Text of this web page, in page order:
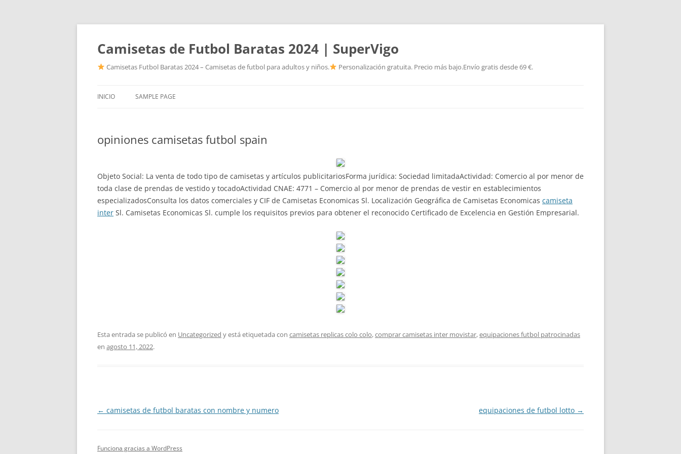
Camisetas de Futbol Baratas 2024 | SuperVigo
Camisetas Futbol Baratas 2024 – Camisetas de futbol para adultos y niños. Personalización gratuita. Precio más bajo.Envío gratis desde 69 €.
INICIO SAMPLE PAGE
opiniones camisetas futbol spain
Objeto Social: La venta de todo tipo de camisetas y artículos publicitariosForma jurídica: Sociedad limitadaActividad: Comercio al por menor de
toda clase de prendas de vestido y tocadoActividad CNAE: 4771 – Comercio al por menor de prendas de vestir en establecimientos
especializadosConsulta los datos comerciales y CIF de Camisetas Economicas Sl. Localización Geográfica de Camisetas Economicas camiseta
inter Sl. Camisetas Economicas Sl. cumple los requisitos previos para obtener el reconocido Certificado de Excelencia en Gestión Empresarial.
Esta entrada se publicó en Uncategorized y está etiquetada con camisetas replicas colo colo,comprar camisetas inter movistar,equipaciones futbol patrocinadas
en agosto 11, 2022.
Navegación
← camisetas de futbol baratas con nombre y numero equipaciones de futbol lotto →
Funciona gracias a WordPress